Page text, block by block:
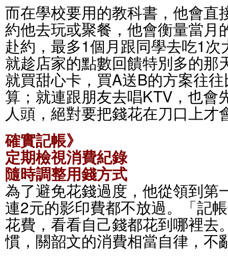
而在學校要用的教科書，他會直
約他去玩或聚餐，他會衡量當月
赴約，最多1個月跟同學去吃1
就趁店家的點數回饋特別多的那
就買甜心卡，買A送B的方案往
算；就連跟朋友去唱KTV，也會
人頭，絕對要把錢花在刀口上才
確實記帳》
定期檢視消費紀錄
隨時調整用錢方式
為了避免花錢過度，他從領到第
連2元的影印費都不放過。「記
花費，看看自己錢都花到哪裡去
慣，關韶文的消費相當自律，不